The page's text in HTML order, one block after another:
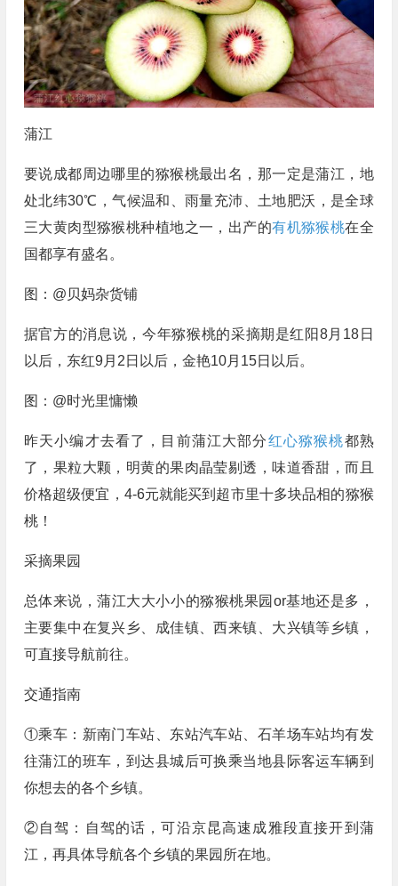
蒲江
要说成都周边哪里的猕猴桃最出名，那一定是蒲江，地
处北纬30℃，气候温和、雨量充沛、土地肥沃，是全球
三大黄肉型猕猴桃种植地之一，出产的有机猕猴桃在全
国都享有盛名。
图：@贝妈杂货铺
据官方的消息说，今年猕猴桃的采摘期是红阳8月18日
以后，东红9月2日以后，金艳10月15日以后。
图：@时光里慵懒
昨天小编才去看了，目前蒲江大部分红心猕猴桃都熟
了，果粒大颗，明黄的果肉晶莹剔透，味道香甜，而且
价格超级便宜，4-6元就能买到超市里十多块品相的猕猴
桃！
采摘果园
总体来说，蒲江大大小小的猕猴桃果园or基地还是多，
主要集中在复兴乡、成佳镇、西来镇、大兴镇等乡镇，
可直接导航前往。
交通指南
①乘车：新南门车站、东站汽车站、石羊场车站均有发
往蒲江的班车，到达县城后可换乘当地县际客运车辆到
你想去的各个乡镇。
②自驾：自驾的话，可沿京昆高速成雅段直接开到蒲
江，再具体导航各个乡镇的果园所在地。